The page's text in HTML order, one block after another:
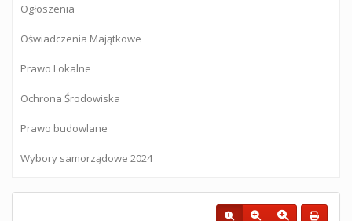
Ogłoszenia
Oświadczenia Majątkowe
Prawo Lokalne
Ochrona Środowiska
Prawo budowlane
Wybory samorządowe 2024